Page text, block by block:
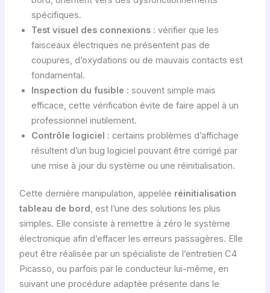
spécifiques.
Test visuel des connexions: vérifier que les
faisceaux électriques ne présentent pas de
coupures, d’oxydations ou de mauvais contacts est
fondamental.
Inspection du fusible : souvent simple mais
efficace, cette vérification évite de faire appel à un
professionnel inutilement.
Contrôle logiciel : certains problèmes d’affichage
résultent d’un bug logiciel pouvant être corrigé par
une mise à jour du système ou une réinitialisation.
Cette dernière manipulation, appelée réinitialisation
tableau de bord , est l’une des solutions les plus
simples. Elle consiste à remettre à zéro le système
électronique afin d’effacer les erreurs passagères. Elle
peut être réalisée par un spécialiste de l’entretien C4
Picasso, ou parfois par le conducteur lui-même, en
suivant une procédure adaptée présente dans le